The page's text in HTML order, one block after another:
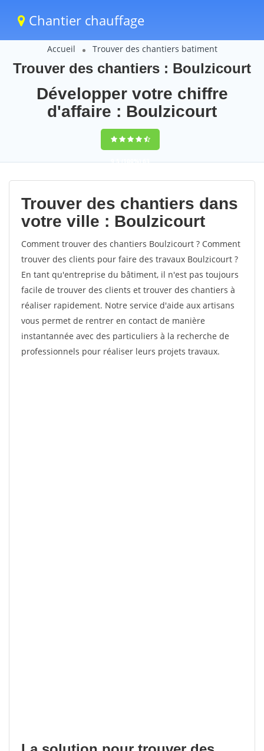
Chantier chauffage
Accueil Trouver des chantiers batiment
Trouver des chantiers : Boulzicourt
Développer votre chiffre
d'affaire : Boulzicourt
9,5(100%)63
votes
Trouver des chantiers dans
votre ville : Boulzicourt
Comment trouver des chantiers Boulzicourt ? Comment
trouver des clients pour faire des travaux Boulzicourt ?
En tant qu'entreprise du bâtiment, il n'est pas toujours
facile de trouver des clients et trouver des chantiers à
réaliser rapidement. Notre service d'aide aux artisans
vous permet de rentrer en contact de manière
instantannée avec des particuliers à la recherche de
professionnels pour réaliser leurs projets travaux.